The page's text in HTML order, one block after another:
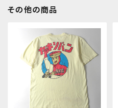
その他の商品